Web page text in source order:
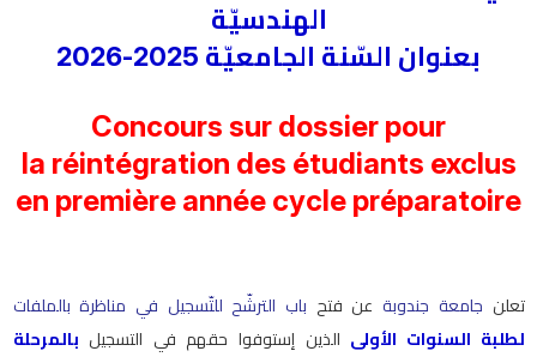
الهندسيّة
بعنوان السّنة الجامعيّة 2025-2026
Concours sur dossier pour
la réintégration des étudiants exclus
en première année cycle préparatoire
تعلن جامعة جندوبةعن فتح باب الترشّح للتّسجيل في مناظرة بالملفات
لطلبة السنوات الأولى الذين إستوفوا حقهم في التسجيل بالمرحلة